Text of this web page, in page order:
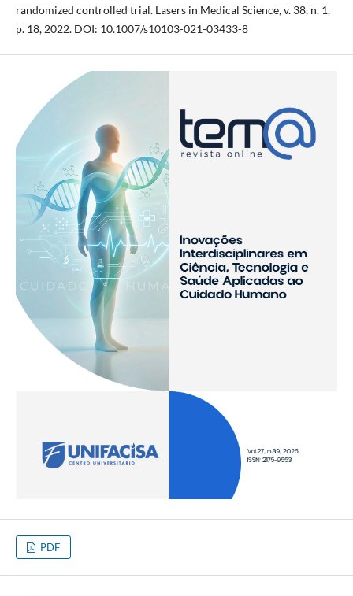
randomized controlled trial. Lasers in Medical Science, v. 38, n. 1,
p. 18, 2022. DOI: 10.1007/s10103-021-03433-8
PDF